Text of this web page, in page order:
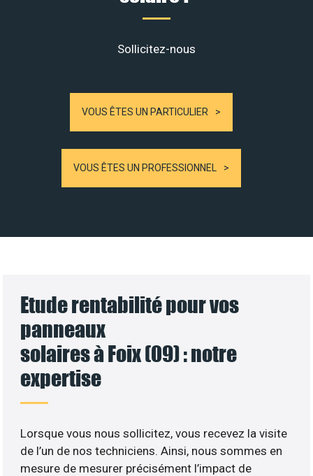
Sollicitez-nous
VOUS ÊTES UN PARTICULIER
VOUS ÊTES UN PROFESSIONNEL
Etude rentabilité pour vos
panneaux
solaires à Foix (09) : notre
expertise
Lorsque vous nous sollicitez, vous recevez la visite
de l’un de nos techniciens. Ainsi, nous sommes en
mesure de mesurer précisément l’impact de